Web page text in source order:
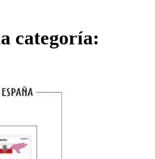
categoría: